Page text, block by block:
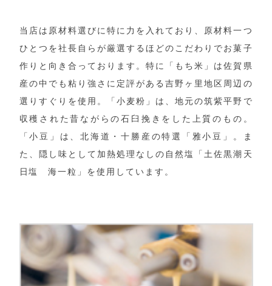
当店は原材料選びに特に力を入れており、原材料一つ
ひとつを社長自らが厳選するほどのこだわりでお菓子
作りと向き合っております。特に「もち米」は佐賀県
産の中でも粘り強さに定評がある吉野ヶ里地区周辺の
選りすぐりを使用。「小麦粉」は、地元の筑紫平野で
収穫された昔ながらの石臼挽きをした上質のもの。
「小豆」は、北海道・十勝産の特選「雅小豆」。ま
た、隠し味として加熱処理なしの自然塩「土佐黒潮天
日塩 海一粒」を使用しています。